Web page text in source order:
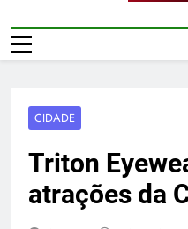
CIDADE
Triton
atrações da